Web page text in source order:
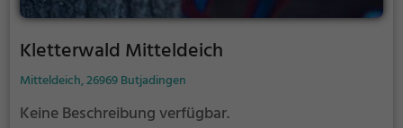
Kletterwald Mitteldeich
Mitteldeich, 26969 Butjadingen
Keine Beschreibung verfügbar.